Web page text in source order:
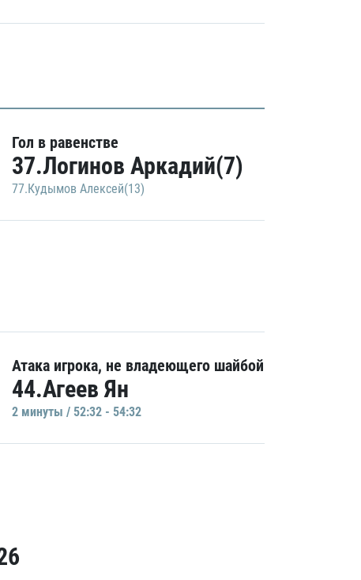
Гол в равенстве
37.Логинов Аркадий(7)
77.Кудымов Алексей(13)
Атака игрока, не владеющего шайбой
44.Агеев Ян
2 минуты / 52:32 - 54:32